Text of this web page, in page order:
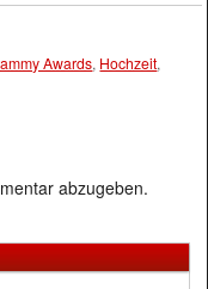
Awards, Hochzeit,
abzugeben.